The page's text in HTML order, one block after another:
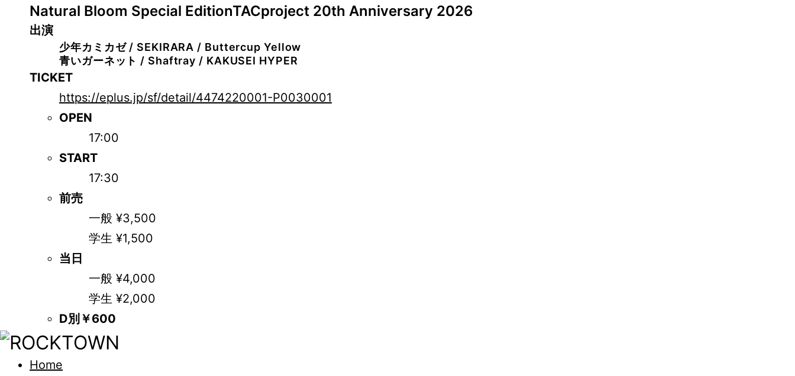
Natural Bloom Special EditionTACproject 20th Anniversary 2026
出演
少年カミカゼ / SEKIRARA / Buttercup Yellow
青いガーネット / Shaftray / KAKUSEI HYPER
TICKET
https://eplus.jp/sf/detail/4474220001-P0030001
OPEN
17:00
START
17:30
前売
一般 ¥3,500
学生 ¥1,500
当日
一般 ¥4,000
学生 ¥2,000
D別￥600
Home